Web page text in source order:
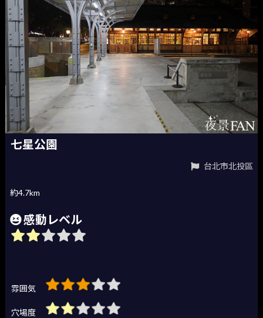
七星公園
台北市北投區
約4.7km
感動レベル
雰囲気
穴場度